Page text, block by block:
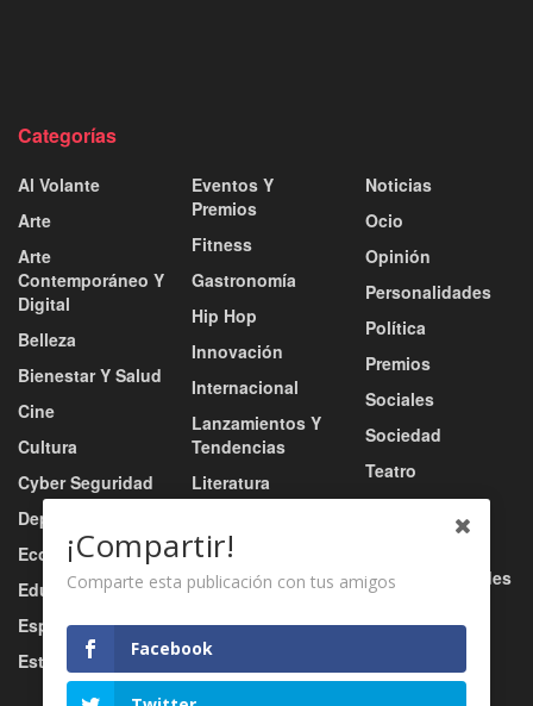
Categorías
Al Volante
Arte
Arte
Contemporáneo Y
Digital
Belleza
Bienestar Y Salud
Cine
Cultura
Cyber Seguridad
Deportes
Economía
Educación
Esports
Estilo De Vida
Eventos Y
Premios
Fitness
Gastronomía
Hip Hop
Innovación
Internacional
Lanzamientos Y
Tendencias
Literatura
Música
Música Urbana
Nacional
Negocio
Noticias
Ocio
Opinión
Personalidades
Política
Premios
Sociales
Sociedad
Teatro
Tecnología
Tv / Radio / Redes
¡Compartir!
Comparte esta publicación con tus amigos
Facebook